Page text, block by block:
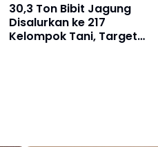
30,3 Ton Bibit Jagung
Disalurkan ke 217
Kelompok Tani, Target